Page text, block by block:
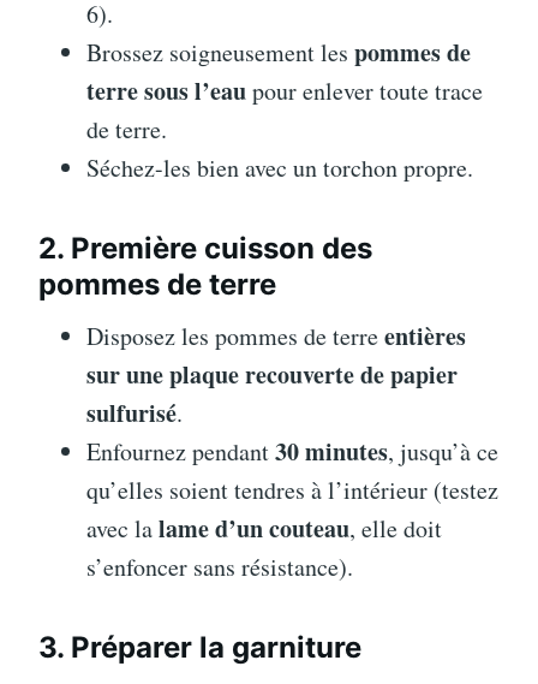
6).
Brossez soigneusement les pommes de
terre sous l’eaupour enlever toute trace
de terre.
Séchez-les bien avec un torchon propre.
2. Première cuisson des
pommes de terre
Disposez les pommes de terreentières
sur une plaque recouverte de papier
sulfurisé.
Enfournez pendant30 minutes, jusqu’à ce
qu’elles soient tendres à l’intérieur (testez
avec lalame d’un couteau, elle doit
s’enfoncer sans résistance).
3. Préparer la garniture